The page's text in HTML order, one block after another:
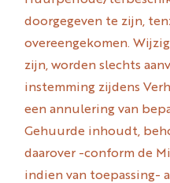
doorgegeven te zijn,
overeengekomen.
zijn, worden slechts
instemming zijdens
een annulering van
Gehuurde inhoudt,
daarover -conform de
indien van toepassing-